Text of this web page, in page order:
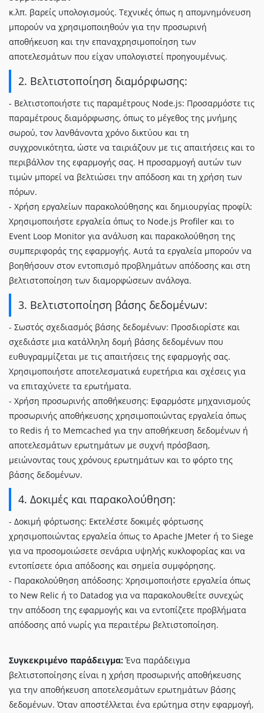
κ.λπ. βαρείς υπολογισμούς. Τεχνικές όπως η απομνημόνευση
μπορούν να χρησιμοποιηθούν για την προσωρινή
αποθήκευση και την επαναχρησιμοποίηση των
αποτελεσμάτων που είχαν υπολογιστεί προηγουμένως.
2. Βελτιστοποίηση διαμόρφωσης:
- Βελτιστοποιήστε τις παραμέτρους Node.js: Προσαρμόστε τις
παραμέτρους διαμόρφωσης, όπως το μέγεθος της μνήμης
σωρού, τον λανθάνοντα χρόνο δικτύου και τη
συγχρονικότητα, ώστε να ταιριάζουν με τις απαιτήσεις και το
περιβάλλον της εφαρμογής σας. Η προσαρμογή αυτών των
τιμών μπορεί να βελτιώσει την απόδοση και τη χρήση των
πόρων.
- Χρήση εργαλείων παρακολούθησης και δημιουργίας προφίλ:
Χρησιμοποιήστε εργαλεία όπως το Node.js Profiler και το
Event Loop Monitor για ανάλυση και παρακολούθηση της
συμπεριφοράς της εφαρμογής. Αυτά τα εργαλεία μπορούν να
βοηθήσουν στον εντοπισμό προβλημάτων απόδοσης και στη
βελτιστοποίηση των διαμορφώσεων ανάλογα.
3. Βελτιστοποίηση βάσης δεδομένων:
- Σωστός σχεδιασμός βάσης δεδομένων: Προσδιορίστε και
σχεδιάστε μια κατάλληλη δομή βάσης δεδομένων που
ευθυγραμμίζεται με τις απαιτήσεις της εφαρμογής σας.
Χρησιμοποιήστε αποτελεσματικά ευρετήρια και σχέσεις για
να επιταχύνετε τα ερωτήματα.
- Χρήση προσωρινής αποθήκευσης: Εφαρμόστε μηχανισμούς
προσωρινής αποθήκευσης χρησιμοποιώντας εργαλεία όπως
το Redis ή το Memcached για την αποθήκευση δεδομένων ή
αποτελεσμάτων ερωτημάτων με συχνή πρόσβαση,
μειώνοντας τους χρόνους ερωτημάτων και το φόρτο της
βάσης δεδομένων.
4. Δοκιμές και παρακολούθηση:
- Δοκιμή φόρτωσης: Εκτελέστε δοκιμές φόρτωσης
χρησιμοποιώντας εργαλεία όπως το Apache JMeter ή το Siege
για να προσομοιώσετε σενάρια υψηλής κυκλοφορίας και να
εντοπίσετε όρια απόδοσης και σημεία συμφόρησης.
- Παρακολούθηση απόδοσης: Χρησιμοποιήστε εργαλεία όπως
το New Relic ή το Datadog για να παρακολουθείτε συνεχώς
την απόδοση της εφαρμογής και να εντοπίζετε προβλήματα
απόδοσης από νωρίς για περαιτέρω βελτιστοποίηση.
Συγκεκριμένο παράδειγμα:Ένα παράδειγμα
βελτιστοποίησης είναι η χρήση προσωρινής αποθήκευσης
για την αποθήκευση αποτελεσμάτων ερωτημάτων βάσης
δεδομένων. Όταν αποστέλλεται ένα ερώτημα στην εφαρμογή,